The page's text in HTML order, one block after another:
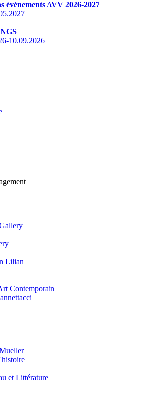
événements AVV 2026-2027
10.09.2026
Lilian
Contemporain
et Littérature